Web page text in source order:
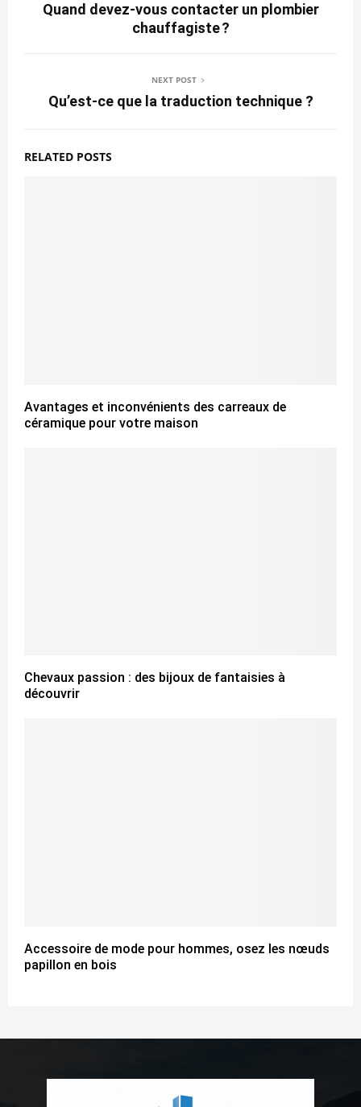
Quand devez-vous contacter un plombier
chauffagiste ?
NEXT POST
Qu’est-ce que la traduction technique ?
RELATED POSTS
Avantages et inconvénients des carreaux de
céramique pour votre maison
Chevaux passion : des bijoux de fantaisies à
découvrir
Accessoire de mode pour hommes, osez les nœuds
papillon en bois